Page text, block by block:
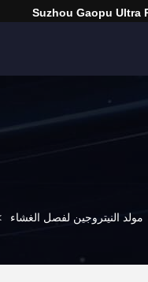
Suzhou Gaopu Ultra
مولد النيتروجين لفصل الغشاء